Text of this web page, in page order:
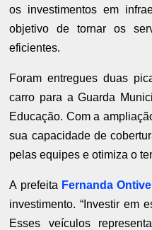
os investimentos em
objetivo de tornar os
eficientes.
Foram entregues duas
carro para a Guarda
Educação. Com a
sua capacidade de
pelas equipes e otimiza o
A prefeita Fernanda
investimento. “Investir em
Esses veículos